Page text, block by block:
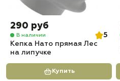
290 руб
В наличии
5
Кепка Нато прямая Лес
на липучке
Купить